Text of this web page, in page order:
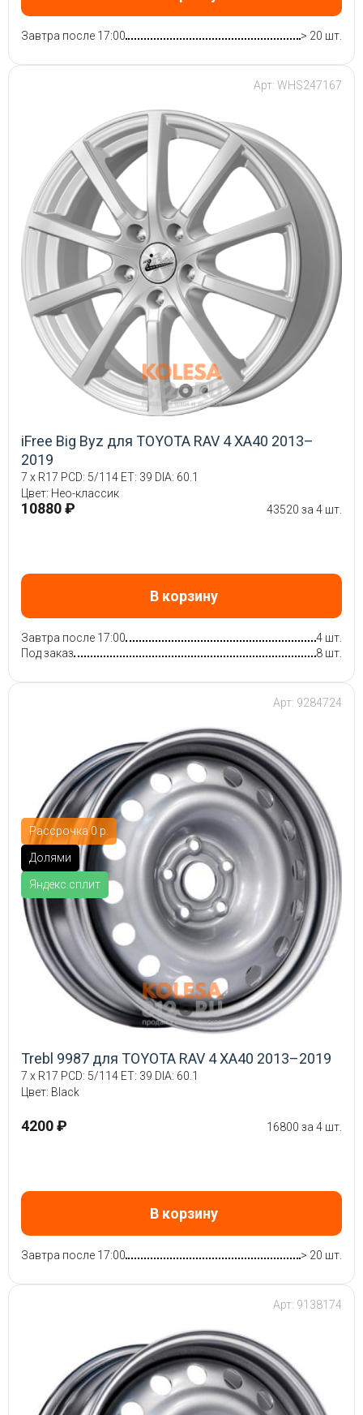
Завтра после 17:00 > 20 шт.
Арт: WHS247167
iFree Big Byz для TOYOTA RAV 4 XA40 2013–
2019
7 x R17 PCD: 5/114 ET: 39 DIA: 60.1
Цвет: Нео-классик
10880 ₽ 43520 за 4 шт.
В корзину
Завтра после 17:00
4 шт.
Под заказ
8 шт.
Рассрочка 0 р.
Долями
Яндекс.сплит
Арт: 9284724
Trebl 9987 для TOYOTA RAV 4 XA40 2013–2019
7 x R17 PCD: 5/114 ET: 39 DIA: 60.1
Цвет: Black
4200 ₽ 16800 за 4 шт.
В корзину
Завтра после 17:00 > 20 шт.
Арт: 9138174